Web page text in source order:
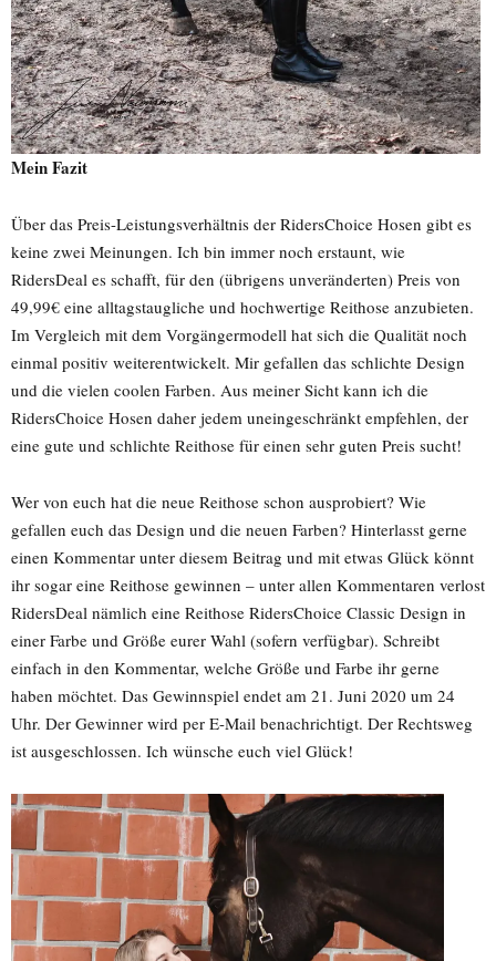
Mein Fazit
Über das Preis-Leistungsverhältnis der RidersChoice Hosen gibt es
keine zwei Meinungen. Ich bin immer noch erstaunt, wie
RidersDeal es schafft, für den (übrigens unveränderten) Preis von
49,99€ eine alltagstaugliche und hochwertige Reithose anzubieten.
Im Vergleich mit dem Vorgängermodell hat sich die Qualität noch
einmal positiv weiterentwickelt. Mir gefallen das schlichte Design
und die vielen coolen Farben. Aus meiner Sicht kann ich die
RidersChoice Hosen daher jedem uneingeschränkt empfehlen, der
eine gute und schlichte Reithose für einen sehr guten Preis sucht!
Wer von euch hat die neue Reithose schon ausprobiert? Wie
gefallen euch das Design und die neuen Farben? Hinterlasst gerne
einen Kommentar unter diesem Beitrag und mit etwas Glück könnt
ihr sogar eine Reithose gewinnen – unter allen Kommentaren verlost
RidersDeal nämlich eine Reithose RidersChoice Classic Design in
einer Farbe und Größe eurer Wahl (sofern verfügbar). Schreibt
einfach in den Kommentar, welche Größe und Farbe ihr gerne
haben möchtet. Das Gewinnspiel endet am 21. Juni 2020 um 24
Uhr. Der Gewinner wird per E-Mail benachrichtigt. Der Rechtsweg
ist ausgeschlossen. Ich wünsche euch viel Glück!